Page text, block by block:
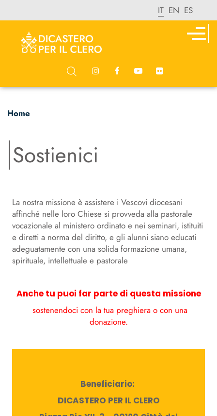
IT EN ES
Home
Sostienici
La nostra missione è assistere i Vescovi diocesani
affinché nelle loro Chiese si provveda alla pastorale
vocazionale al ministero ordinato e nei seminari, istituiti
e diretti a norma del diritto, e gli alunni siano educati
adeguatamente con una solida formazione umana,
spirituale, intellettuale e pastorale
Anche tu puoi far parte di questa missione
sostenendoci con la tua preghiera o con una
donazione.
Beneficiario:
DICASTERO PER IL CLERO